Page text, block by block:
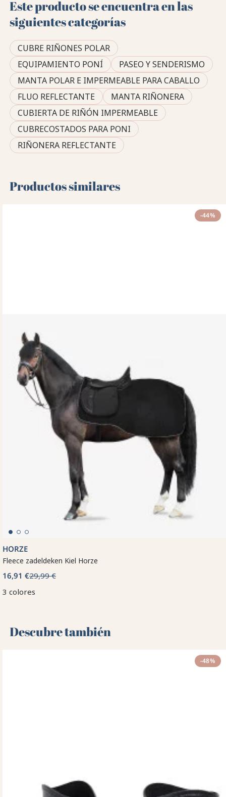
Este producto se encuentra en las
siguientes categorías
CUBRE RIÑONES POLAR
EQUIPAMIENTO PONÍ
PASEO Y SENDERISMO
MANTA POLAR E IMPERMEABLE PARA CABALLO
FLUO REFLECTANTE
MANTA RIÑONERA
CUBIERTA DE RIÑÓN IMPERMEABLE
CUBRECOSTADOS PARA PONI
RIÑONERA REFLECTANTE
Productos similares
-44%
HORZE
Fleece zadeldeken Kiel Horze
16,91 €29,99 €
3 colores
Descubre también 🌻
-48%